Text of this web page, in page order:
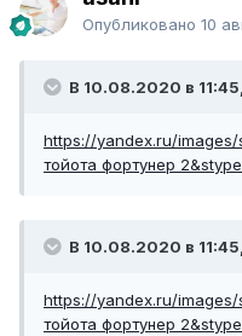
Опубликовано 10
В 10.08.2020 в
https://yandex.ru/
тойота фортунер
В 10.08.2020 в
https://yandex.ru/
тойота фортунер